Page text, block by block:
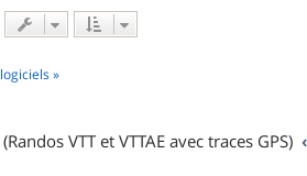
e
»
VTT et VTTAE avec traces GPS)